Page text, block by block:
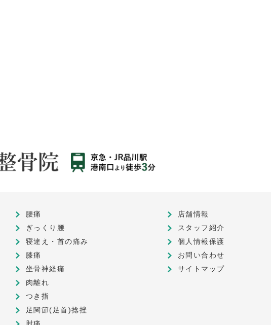
腰痛
ぎっくり腰
寝違え・首の痛み
膝痛
坐骨神経痛
肉離れ
つき指
足関節(足首)捻挫
店舗情報
スタッフ紹介
個人情報保護
お問い合わせ
サイトマップ